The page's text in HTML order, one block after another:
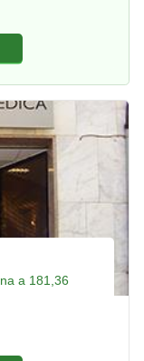
a 181,36